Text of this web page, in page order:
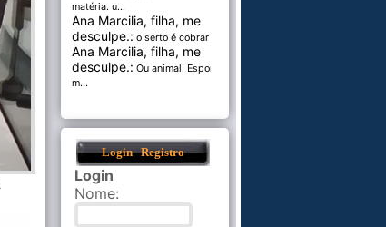
matéria. u...
Ana Marcilia, filha, me
desculpe.: o serto é cobrar pel...
Ana Marcilia, filha, me
desculpe.: Ou animal. Esponja
m...
Login Registro
Login
Nome: